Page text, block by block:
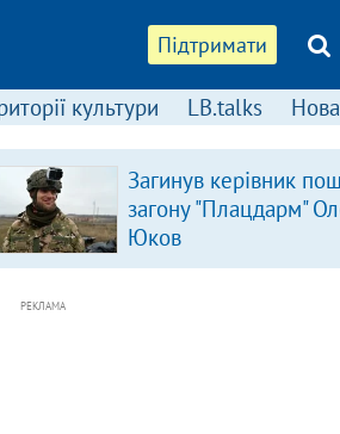
Підтримати
культури LB.talks
Загинув керівник
загону "Плацдарм"
Юков
РЕКЛАМА